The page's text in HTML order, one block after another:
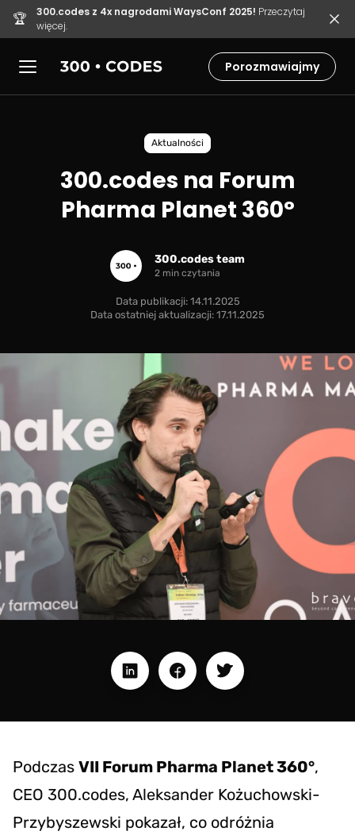
🏆 300.codes z 4x nagrodami WaysConf 2025! Przeczytaj
więcej.
Porozmawiajmy
Aktualności
300.codes na Forum
Pharma Planet 360°
300.codes team
2 min czytania
Data publikacji: 14.11.2025
Data ostatniej aktualizacji: 17.11.2025
Podczas VII Forum Pharma Planet 360°,
CEO 300.codes, Aleksander Kożuchowski-
Przybyszewski pokazał, co odróżnia